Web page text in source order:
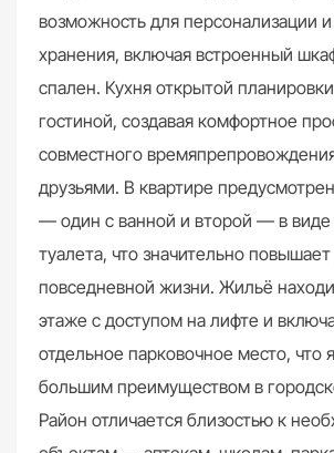
возможность для персонализации
хранения, включая встроенный
спален. Кухня открытой
гостиной, создавая комфортное
совместного
друзьями. В квартире
— один с ванной и второй — в виде
туалета, что значительно повышает
повседневной жизни. Жильё
этаже с доступом на лифте и
отдельное парковочное место, что
большим преимуществом в
Район отличается близостью к